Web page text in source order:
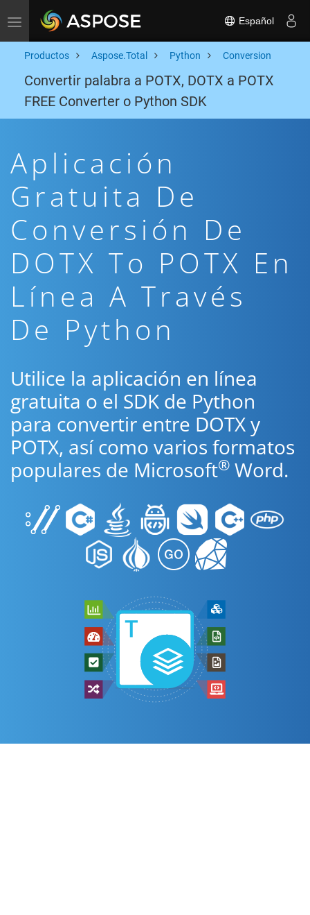
Toggle navigation Español
Productos Aspose.Total Python Conversion
Convertir palabra a POTX, DOTX a POTX
FREE Converter o Python SDK
Aplicación
Gratuita De
Conversión De
DOTX To POTX En
Línea A Través
De Python
Utilice la aplicación en línea
gratuita o el SDK de Python
para convertir entre DOTX y
POTX, así como varios formatos
populares de Microsoft® Word.